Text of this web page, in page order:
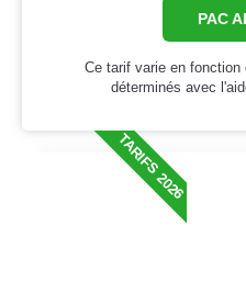
PAC
Ce tarif varie en fonction
déterminés avec
TARIFS 2026